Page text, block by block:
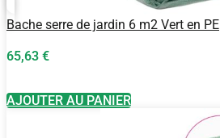
Bache serre de jardin 6 m2 Vert en PE
65,63 €
AJOUTER AU PANIER